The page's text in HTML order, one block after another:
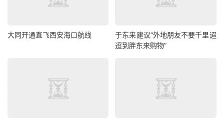
大同开通直飞西安海口航线
于东来建议“外地朋友不要千里迢
迢到胖东来购物”